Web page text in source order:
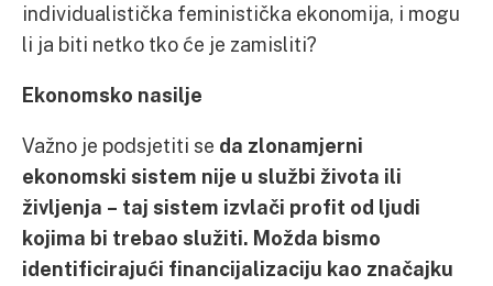
individualistička feministička ekonomija, i mogu
li ja biti netko tko će je zamisliti?
Ekonomsko nasilje
Važno je podsjetiti se da zlonamjerni
ekonomski sistem nije u službi života ili
življenja – taj sistem izvlači profit od ljudi
kojima bi trebao služiti. Možda bismo
identificirajući financijalizaciju kao značajku